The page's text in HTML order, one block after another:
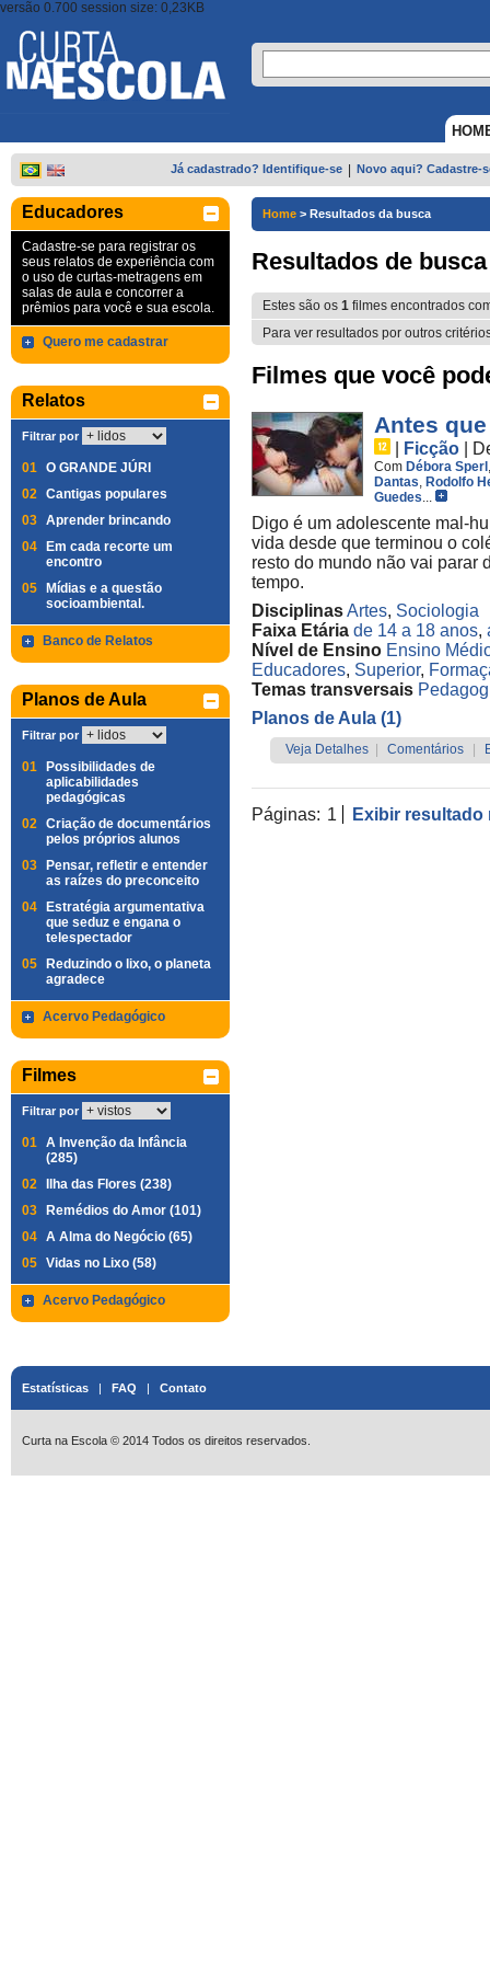
versão 0.700 session size: 0,23KB
Já cadastrado? Identifique-se Novo aqui? Cadastre-
Educadores
Cadastre-se para registrar os
seus relatos de experiência com
o uso de curtas-metragens em
salas de aula e concorrer a
prêmios para você e sua escola.
Quero me cadastrar
Relatos
Filtrar por
01 O GRANDE JÚRI
02 Cantigas populares
03 Aprender brincando
04
Em cada recorte um
encontro
05
Mídias e a questão
socioambiental.
Banco de Relatos
Planos de Aula
Filtrar por
01
Possibilidades de
aplicabilidades
pedagógicas
02 Criação de documentários
pelos próprios alunos
03
Pensar, refletir e entender
as raízes do preconceito
04
Estratégia argumentativa
que seduz e engana o
telespectador
05
Reduzindo o lixo, o planeta
agradece
Acervo Pedagógico
Filmes
Filtrar por
01 A Invenção da Infância
(285)
02
Ilha das Flores (238)
03
Remédios do Amor (101)
04 A Alma do Negócio (65)
05 Vidas no Lixo (58)
Acervo Pedagógico
Home > Resultados da busca
Resultados de busca
Estes são os 1 filmes encontrados
Para ver resultados por outros
Filmes que você
Antes
Ficção
Com Débora Sperl
Dantas, Rodolfo
Guedes...
Digo é um adolescente mal-
vida desde que terminou o
resto do mundo não vai parar
tempo.
DisciplinasArtes, Sociologia
Faixa Etária de 14 a 18 anos,
Nível de Ensino Ensino
Educadores, Superior,
Temas transversais
Planos de Aula (1)
Veja Detalhes Comentários
Páginas: 1 Exibir resultado
Estatísticas | FAQ | Contato
Curta na Escola © 2014 Todos os direitos reservados.